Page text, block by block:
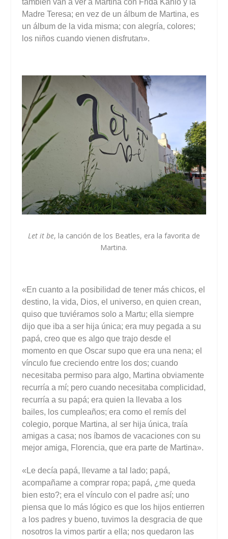
también van a ver a Martina con Frida Kahlo y la
Madre Teresa; en vez de un álbum de Martina, es
un álbum de la vida misma; con alegría, colores;
los niños cuando vienen disfrutan».
Let it be, la canción de los Beatles, era la favorita de
Martina.
«En cuanto a la posibilidad de tener más chicos, el
destino, la vida, Dios, el universo, en quien crean,
quiso que tuviéramos solo a Martu; ella siempre
dijo que iba a ser hija única; era muy pegada a su
papá, creo que es algo que trajo desde el
momento en que Oscar supo que era una nena; el
vínculo fue creciendo entre los dos; cuando
necesitaba permiso para algo, Martina obviamente
recurría a mí; pero cuando necesitaba complicidad,
recurría a su papá; era quien la llevaba a los
bailes, los cumpleaños; era como el remísdel
colegio, porque Martina, al ser hija única, traía
amigas a casa; nos íbamos de vacaciones con su
mejor amiga, Florencia, que era parte de Martina».
«Le decía papá, llevame a tal lado; papá,
acompañame a comprar ropa; papá, ¿me queda
bien esto?; era el vínculo con el padre así; uno
piensa que lo más lógico es que los hijos entierren
a los padres y bueno, tuvimos la desgracia de que
nosotros la vimos partir a ella; nos quedaron las